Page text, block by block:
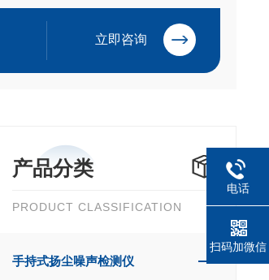
立即咨询
产品分类
PRODUCT CLASSIFICATION
手持式扬尘噪声检测仪
电话
扫码加微信